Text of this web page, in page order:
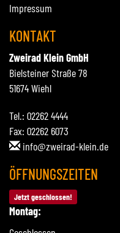
Impressum
KONTAKT
Zweirad Klein GmbH
Bielsteiner Straße 78
51674 Wiehl
Tel.: 02262 4444
Fax: 02262 6073
info@zweirad-klein.de
ÖFFNUNGSZEITEN
Jetzt geschlossen!
Montag: